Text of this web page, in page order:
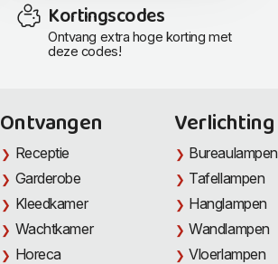
Kortingscodes
Ontvang extra hoge korting met
deze codes!
Ontvangen
Receptie
Garderobe
Kleedkamer
Wachtkamer
Horeca
Verlichting
Bureaulampen
Tafellampen
Hanglampen
Wandlampen
Vloerlampen